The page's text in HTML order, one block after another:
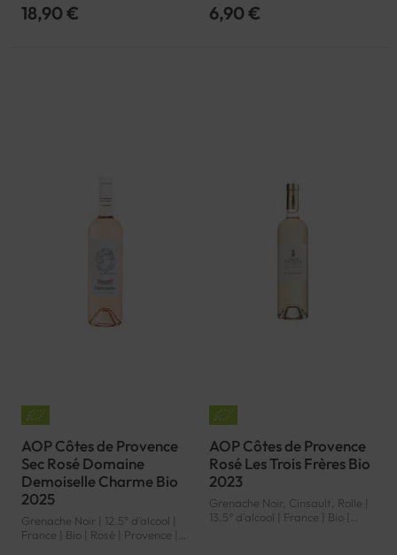
de Thongue | IGP
18,90 € 6,90 €
AOP Côtes de Provence
Sec Rosé Domaine
Demoiselle Charme Bio
2025
Grenache Noir | 12.5° d'alcool |
France | Bio | Rosé | Provence |
AOP Côtes de Provence
Rosé Les Trois Frères Bio
2023
Grenache Noir, Cinsault, Rolle |
13.5° d'alcool | France | Bio |